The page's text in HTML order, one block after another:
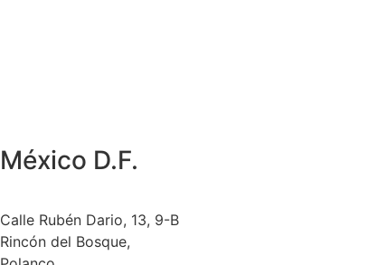
México D.F.
Calle Rubén Dario, 13, 9-B
Rincón del Bosque,